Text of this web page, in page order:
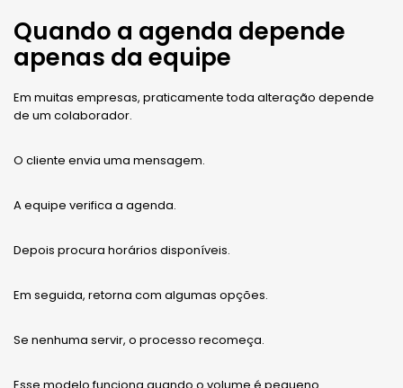
Quando a agenda depende
apenas da equipe
Em muitas empresas, praticamente toda alteração depende
de um colaborador.
O cliente envia uma mensagem.
A equipe verifica a agenda.
Depois procura horários disponíveis.
Em seguida, retorna com algumas opções.
Se nenhuma servir, o processo recomeça.
Esse modelo funciona quando o volume é pequeno.